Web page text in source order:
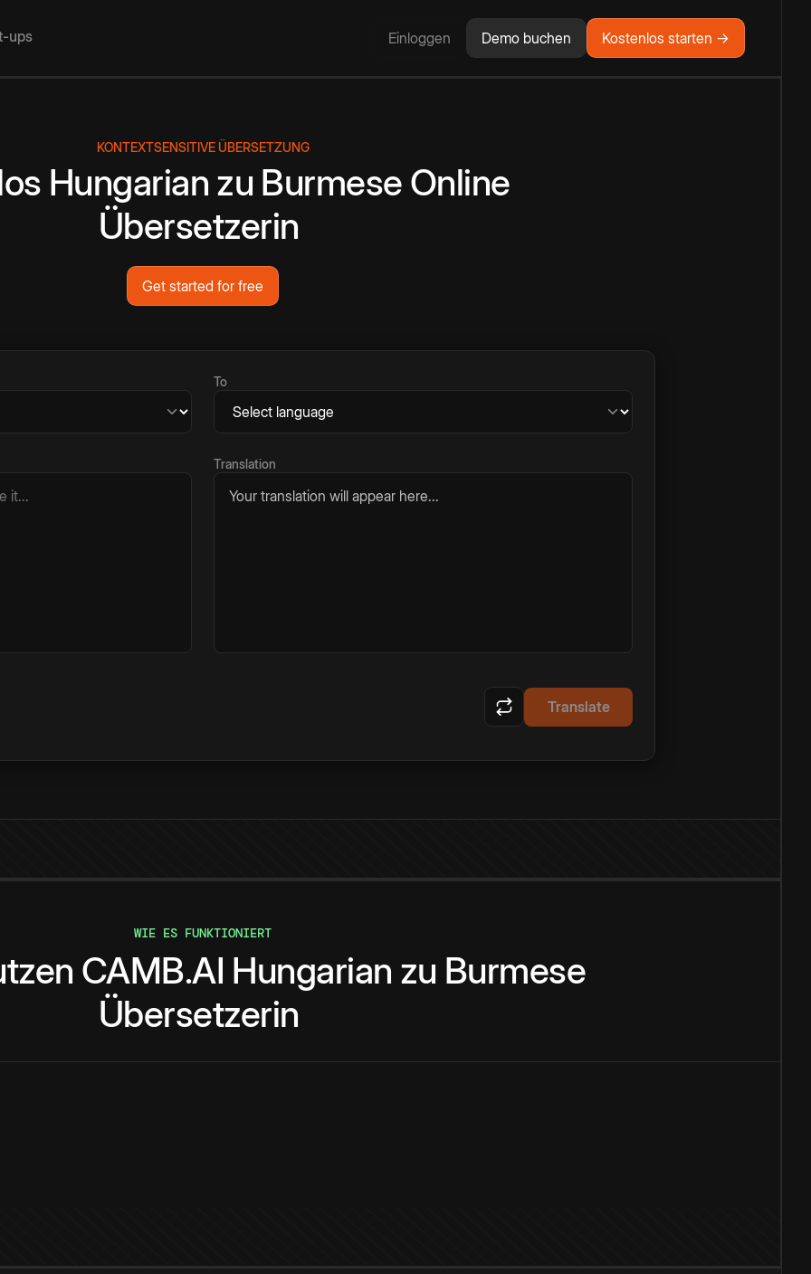
ups Einloggen Demo buchen Kostenlos starten →
KONTEXTSENSITIVE ÜBERSETZUNG
Hungarian zu Burmese Online
Übersetzerin
Get started for free
To
Translation
Your translation will appear here...
Translate
WIE ES FUNKTIONIERT
CAMB.AI Hungarian zu Burmese
Übersetzerin